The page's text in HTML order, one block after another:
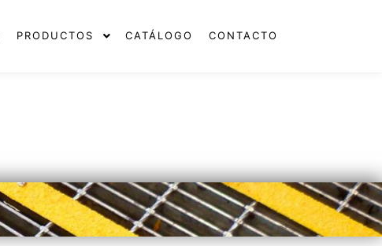
PRODUCTOS CATÁLOGO CONTACTO